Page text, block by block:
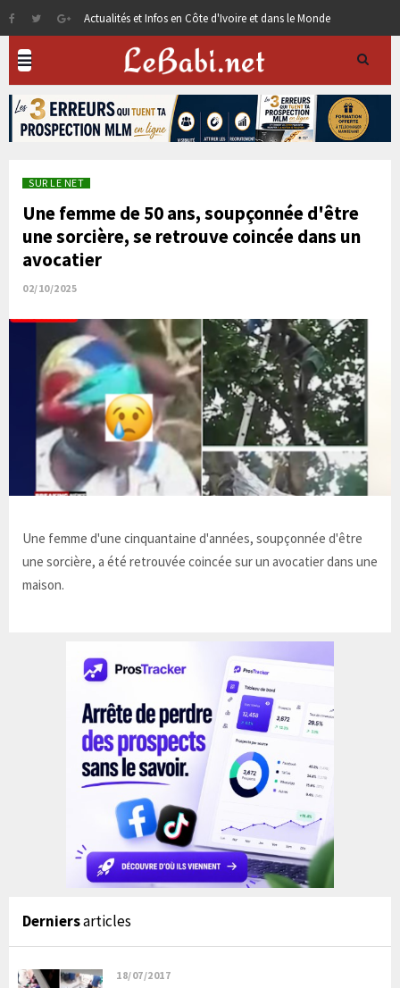
Actualités et Infos en Côte d'Ivoire et dans le Monde
SUR LE NET
Une femme de 50 ans, soupçonnée d'être
une sorcière, se retrouve coincée dans un
avocatier
02/10/2025
Une femme d'une cinquantaine d'années, soupçonnée d'être
une sorcière, a été retrouvée coincée sur un avocatier dans une
maison.
Derniersarticles
18/07/2017